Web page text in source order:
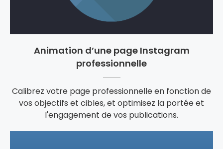
Animation d’une page Instagram
professionnelle
Calibrez votre page professionnelle en fonction de
vos objectifs et cibles, et optimisez la portée et
l'engagement de vos publications.